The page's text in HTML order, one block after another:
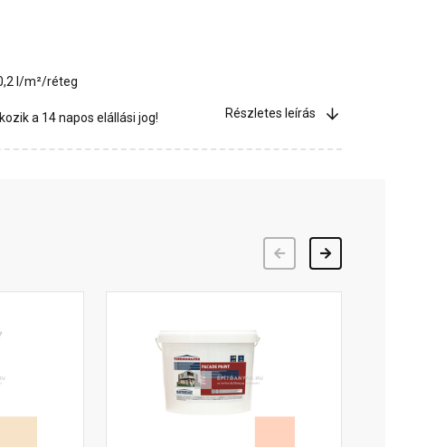
l/m²/réteg
a 14 napos elállási jog!
Részletes leírás